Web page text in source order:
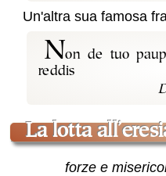
Un'altra sua famosa
Non de tuo
reddis
La lotta
forze e